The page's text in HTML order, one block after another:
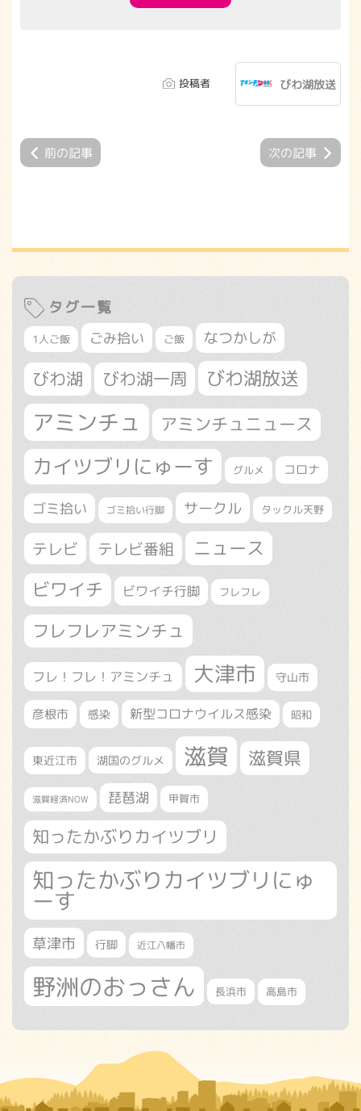
投稿者 びわ湖放送
前の記事 次の記事
タグ一覧
1人ご飯 ごみ拾い ご飯 なつかしが
びわ湖 びわ湖一周 びわ湖放送
アミンチュ アミンチュニュース
カイツブリにゅーす グルメ コロナ
ゴミ拾い ゴミ拾い行脚 サークル タックル天野
テレビ テレビ番組 ニュース
ビワイチ ビワイチ行脚 フレフレ
フレフレアミンチュ
フレ！フレ！アミンチュ 大津市 守山市
彦根市 感染 新型コロナウイルス感染 昭和
東近江市 湖国のグルメ 滋賀 滋賀県
滋賀経済NOW 琵琶湖 甲賀市
知ったかぶりカイツブリ
知ったかぶりカイツブリにゅ
ーす
草津市 行脚 近江八幡市
野洲のおっさん 長浜市 高島市